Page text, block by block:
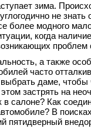
зима.
не
более модного
когда
проблем
а также
часто
даме, чтобы
застрять на
салоне? Как
В
пятидверный